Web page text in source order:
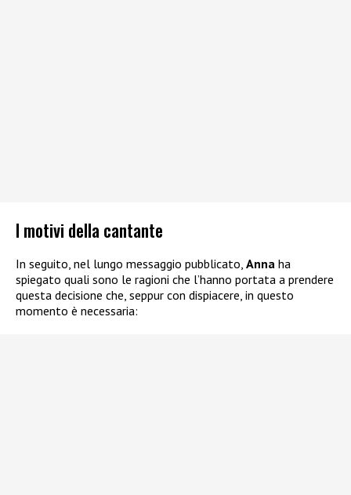
I motivi della cantante
In seguito, nel lungo messaggio pubblicato, Anna ha
spiegato quali sono le ragioni che l’hanno portata a prendere
questa decisione che, seppur con dispiacere, in questo
momento è necessaria: